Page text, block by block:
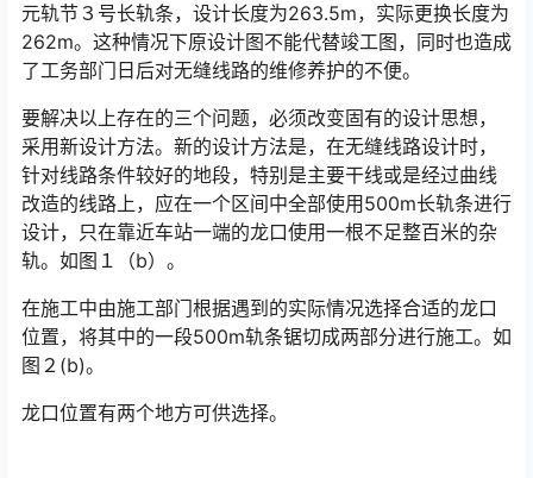
元轨节３号长轨条，设计长度为263.5m，实际更换长度为
262m。这种情况下原设计图不能代替竣工图，同时也造成
了工务部门日后对无缝线路的维修养护的不便。󠅅󠅃󠄵󠅂󠄪󠇖󠆨󠆨󠇕󠆞󠆒󠅬󠇘󠆭󠆘󠇙󠆝󠅵󠇗󠆭󠆁󠄐󠇗󠅹󠅸󠇖󠆍󠅳󠇖󠅹󠅰󠇖󠆌󠅹
要解决以上存在的三个问题，必须改变固有的设计思想，
采用新设计方法。新的设计方法是，在无缝线路设计时，
针对线路条件较好的地段，特别是主要干线或是经过曲线
改造的线路上，应在一个区间中全部使用500m长轨条进行
设计，只在靠近车站一端的龙口使用一根不足整百米的杂
轨。如图１（b）。󠅅󠅃󠄵󠅂󠄪󠇖󠆨󠆨󠇕󠆞󠆒󠅬󠇘󠆭󠆘󠇙󠆝󠅵󠇗󠆭󠆁󠄐󠇗󠅹󠅸󠇖󠆍󠅳󠇖󠅹󠅰󠇖󠆌󠅹
在施工中由施工部门根据遇到的实际情况选择合适的龙口
位置，将其中的一段500m轨条锯切成两部分进行施工。如
图２(b)。
龙口位置有两个地方可供选择。